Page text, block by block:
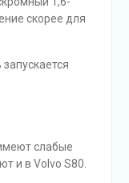
скорее для
слабые
и в Volvo S80.